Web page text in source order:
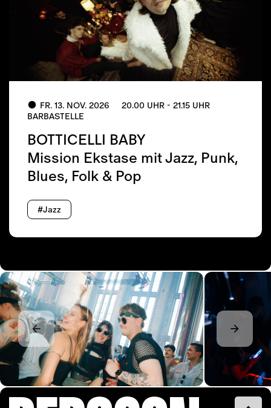
FR. 13. NOV. 2026
20.00 UHR - 21.15 UHR
BARBASTELLE
BOTTICELLI BABY
Mission Ekstase mit Jazz, Punk,
Blues, Folk & Pop
#Jazz